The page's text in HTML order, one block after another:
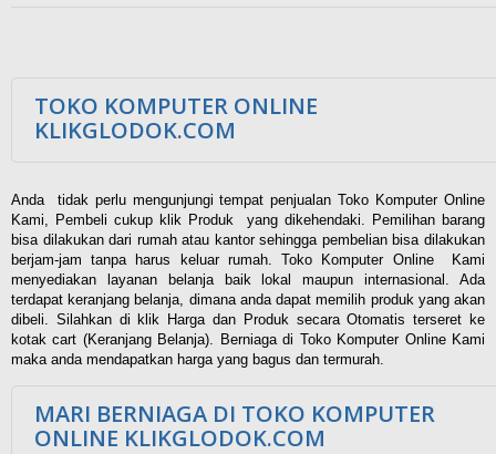
TOKO KOMPUTER ONLINE
KLIKGLODOK.COM
Anda tidak perlu mengunjungi tempat penjualan Toko Komputer Online
Kami, Pembeli cukup klik Produk yang dikehendaki. Pemilihan barang
bisa dilakukan dari rumah atau kantor sehingga pembelian bisa dilakukan
berjam-jam tanpa harus keluar rumah. Toko Komputer Online Kami
menyediakan layanan belanja baik lokal maupun internasional. Ada
terdapat keranjang belanja, dimana anda dapat memilih produk yang akan
dibeli. Silahkan di klik Harga dan Produk secara Otomatis terseret ke
kotak cart (Keranjang Belanja). Berniaga di Toko Komputer Online Kami
maka anda mendapatkan harga yang bagus dan termurah.
MARI BERNIAGA DI TOKO KOMPUTER
ONLINE KLIKGLODOK.COM